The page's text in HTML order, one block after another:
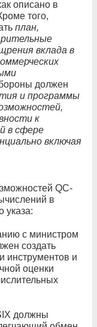
описано в
того,
план,
вклада в
должен
и программы
к
в сфере
включая
QC-
в
указа:
с министром
создать
инструментов и
оценки
должны